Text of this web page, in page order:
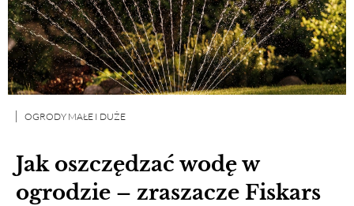
Jak oszczędzać wodę w
ogrodzie – zraszacze Fiskars
OGRODY MAŁE I DUŻE